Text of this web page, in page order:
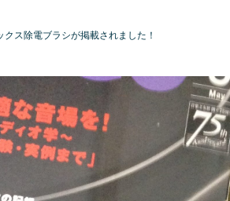
ス除電ブラシが掲載されました！